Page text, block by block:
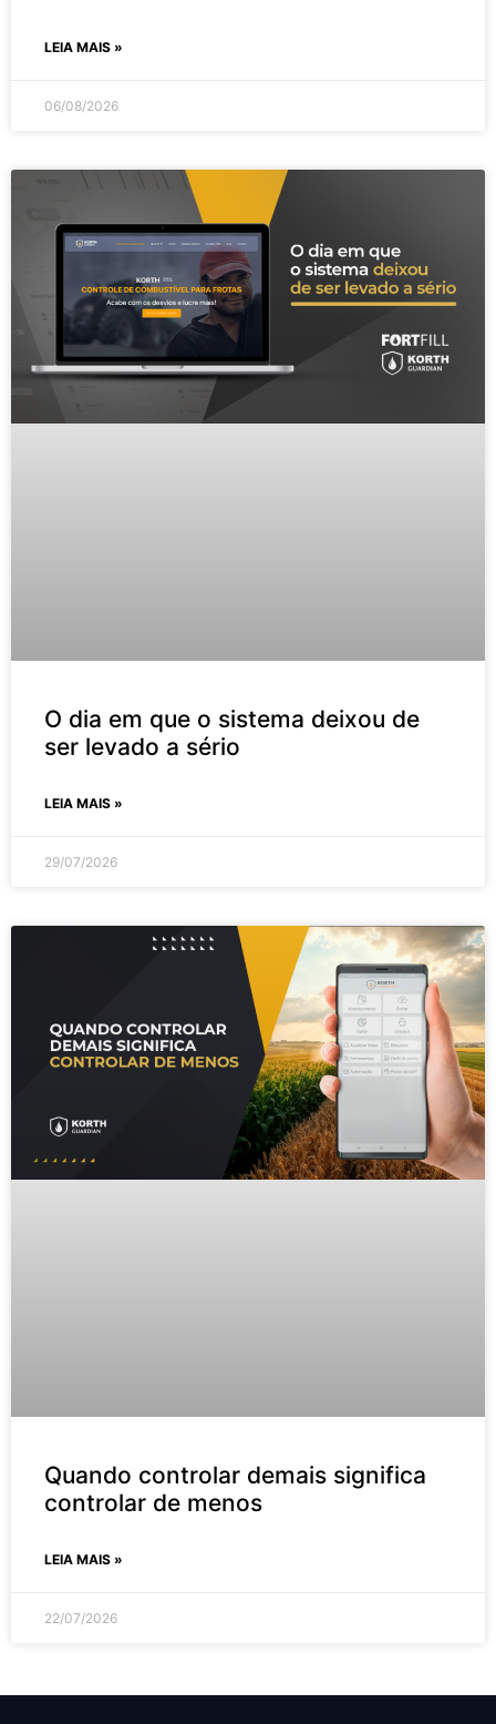
LEIA MAIS »
06/08/2026
O dia em que o sistema deixou de
ser levado a sério
LEIA MAIS »
29/07/2026
Quando controlar demais significa
controlar de menos
LEIA MAIS »
22/07/2026